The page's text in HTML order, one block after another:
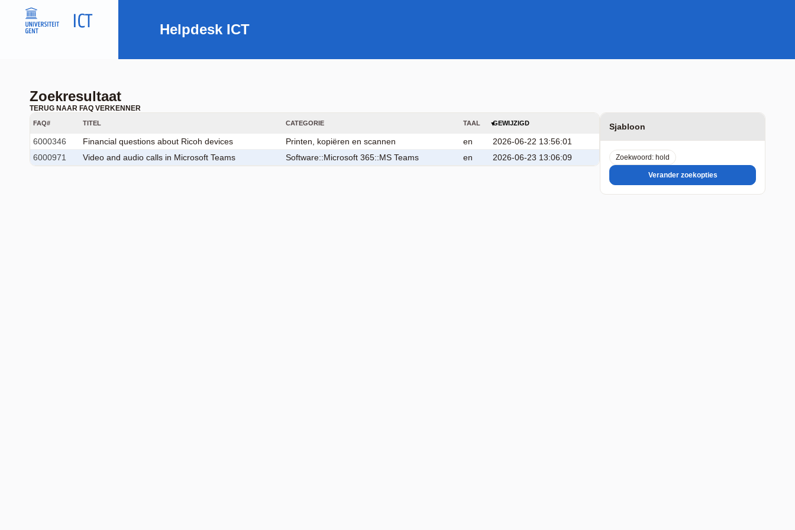
Helpdesk ICT
Zoekresultaat
TERUG NAAR FAQ VERKENNER
Sjabloon
Zoekwoord: hold
Verander zoekopties
FAQ# TITEL CATEGORIE TAAL GEWIJZIGD
6000346 Financial questions about Ricoh devices Printen, kopiëren en scannen en
2026-06-22 13:56:01
6000971
Video and audio calls in Microsoft Teams Software::Microsoft 365::MS Teams en 2026-06-23 13:06:09